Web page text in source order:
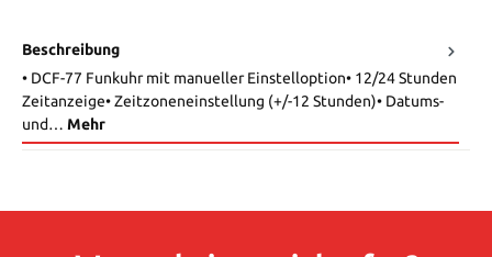
Beschreibung
• DCF-77 Funkuhr mit manueller Einstelloption• 12/24 Stunden
Zeitanzeige• Zeitzoneneinstellung (+/-12 Stunden)• Datums-
und… Mehr